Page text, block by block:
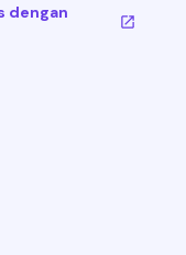
dengan